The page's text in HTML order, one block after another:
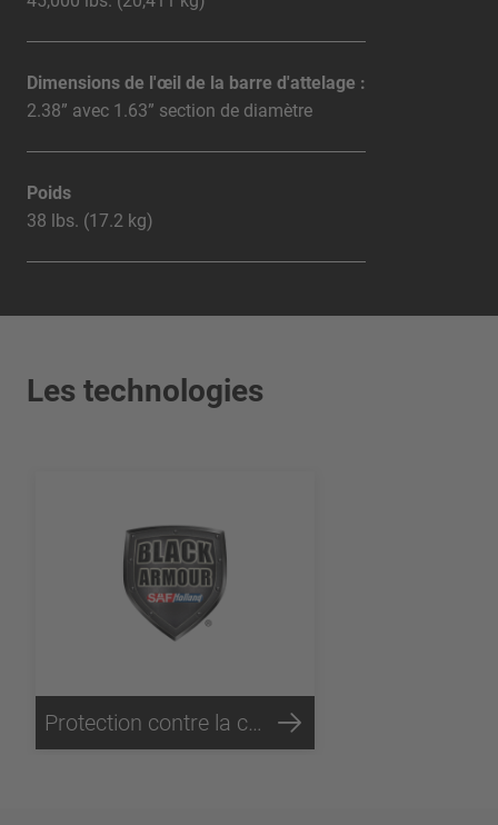
Dimensions de l'œil de la barre d'attelage :
2.38” avec 1.63” section de diamètre
Poids
38 lbs. (17.2 kg)
Les technologies
Protection contre la corrosion Black Armour®